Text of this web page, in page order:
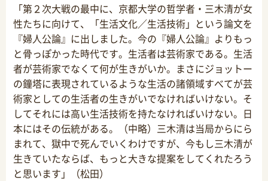
「第２次大戦の最中に、京都大学の哲学者・三木清が女
性たちに向けて、「生活文化／生活技術」という論文を
『婦人公論』に出しました。今の『婦人公論』よりもっ
と骨っぽかった時代です。生活者は芸術家である。生活
者が芸術家でなくて何が生きがいか。まさにジョットー
の鐘塔に表現されているような生活の諸領域すべてが芸
術家としての生活者の生きがいでなければいけない。そ
してそれには高い生活技術を持たなければいけない。日
本にはその伝統がある。（中略）三木清は当局からにら
まれて、獄中で死んでいくわけですが、今もし三木清が
生きていたならば、もっと大きな提案をしてくれたろう
と思います」（松田）